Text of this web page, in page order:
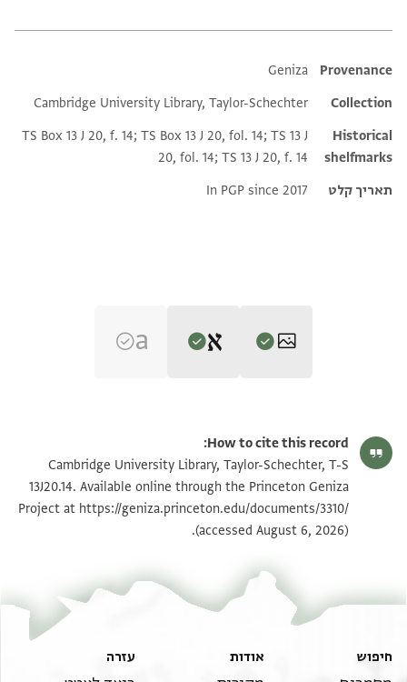
Additional metadata
Provenance
Geniza
Collection
Cambridge University Library, Taylor-Schechter
Historical
shelfmarks
TS Box 13 J 20, f. 14; TS Box 13 J 20, fol. 14; TS 13 J
20, fol. 14; TS 13 J 20, f. 14
תאריך קלט
In PGP since 2017
S. D. Goitein's unpublished edition (1950–85), with minor
emendations by Alan Elbaum (10/2025).
. . . . ף בברכות תמוכות . . [ . . . . . . . . . . . . . . . . . . . . .
. . . . .
. . . . . . . ]כות . . . . . . . . . [ . . . . . . . . . . . . . . . . . . . . .
. . . . . . . . . . . . . . בעליל [ . . . . . . . . . . . . . . . . . . . . . .
. . . .
[ . . ] . [ . . . . . ] . . . . . כגק ר שמוא[ל . . . . . . . . . . . . . .
T-S 13J20.14 1v הגדל וסובב
תנאי היתר שימוש בתצלום
How to cite this record:
Cambridge University Library, Taylor-Schechter, T-S
13J20.14. Available online through the Princeton Geniza
Project athttps://geniza.princeton.edu/documents/3310/
(accessed August 6, 2026).
חיפוש אודות עזרה